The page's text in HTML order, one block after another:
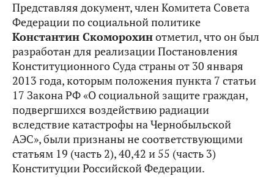
Представляя документ, член Комитета Совета
Федерации по социальной политике
Константин Скоморохинотметил, что он был
разработан для реализации Постановления
Конституционного Суда страны от 30 января
2013 года, которым положения пункта 7 статьи
17 Закона РФ «О социальной защите граждан,
подвергшихся воздействию радиации
вследствие катастрофы на Чернобыльской
АЭС», были признаны не соответствующими
статьям 19 (часть 2), 40,42 и 55 (часть 3)
Конституции Российской Федерации.